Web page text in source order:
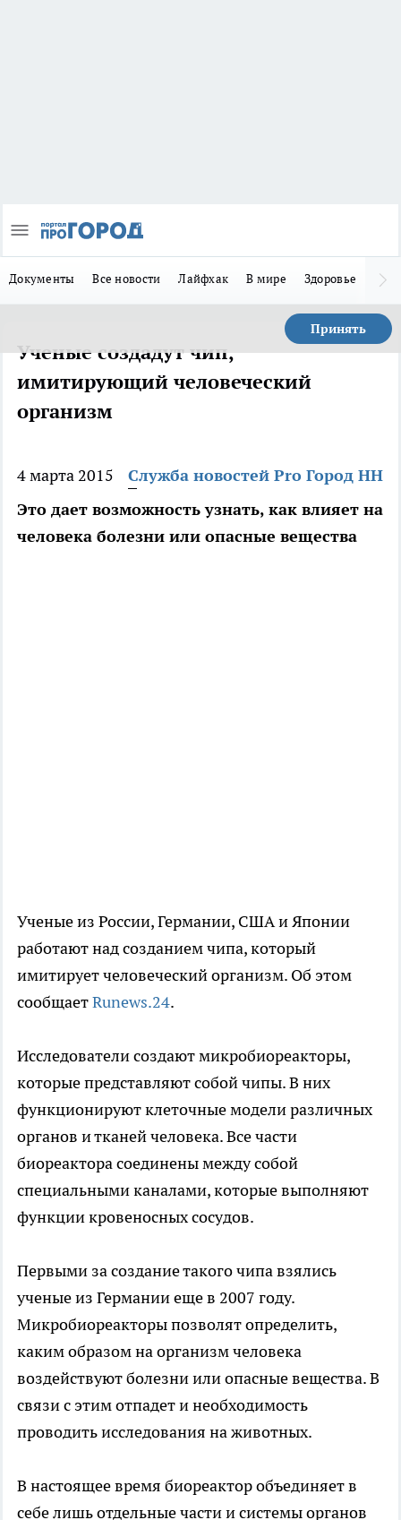
Документы Все новости Лайфхак В мире Здоровье
Принять
Ученые создадут чип,
имитирующий человеческий
организм
4 марта 2015
Служба новостей Pro Город НН
Это дает возможность узнать, как влияет на
человека болезни или опасные вещества
Ученые из России, Германии, США и Японии
работают над созданием чипа, который
имитирует человеческий организм. Об этом
сообщаетRunews.24.
Исследователи создают микробиореакторы,
которые представляют собой чипы. В них
функционируют клеточные модели различных
органов и тканей человека. Все части
биореактора соединены между собой
специальными каналами, которые выполняют
функции кровеносных сосудов.
Первыми за создание такого чипа взялись
ученые из Германии еще в 2007 году.
Микробиореакторы позволят определить,
каким образом на организм человека
воздействуют болезни или опасные вещества. В
связи с этим отпадет и необходимость
проводить исследования на животных.
В настоящее время биореактор объединяет в
себе лишь отдельные части и системы органов